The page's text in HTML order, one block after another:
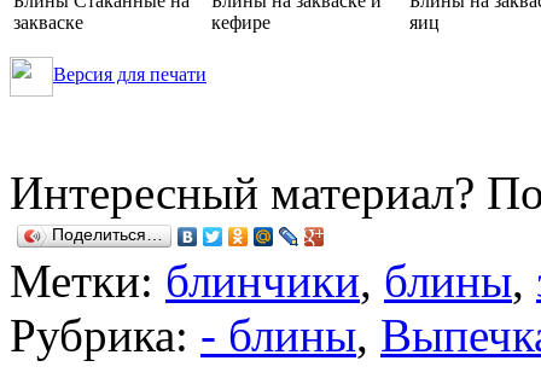
закваске
кефире
яиц
Версия для печати
Интересный материал?
Поделиться…
Метки: блинчики, блины,
Рубрика: - блины,